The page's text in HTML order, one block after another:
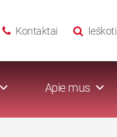
Ieškoti
Kontaktai
Apie mus